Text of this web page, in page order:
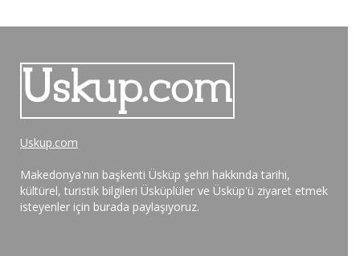
Uskup.com
Makedonya'nın başkenti Üsküp şehri hakkında tarihi,
kültürel, turistik bilgileri Üsküplüler ve Üsküp'ü ziyaret etmek
isteyenler için burada paylaşıyoruz.